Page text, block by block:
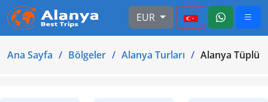
EUR
Ana Sayfa Bölgeler Alanya Turları Alanya Tüplü